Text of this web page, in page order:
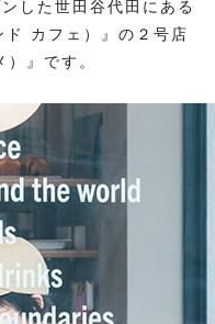
した世田谷代田にある
カフェ）』の２号店
』です。